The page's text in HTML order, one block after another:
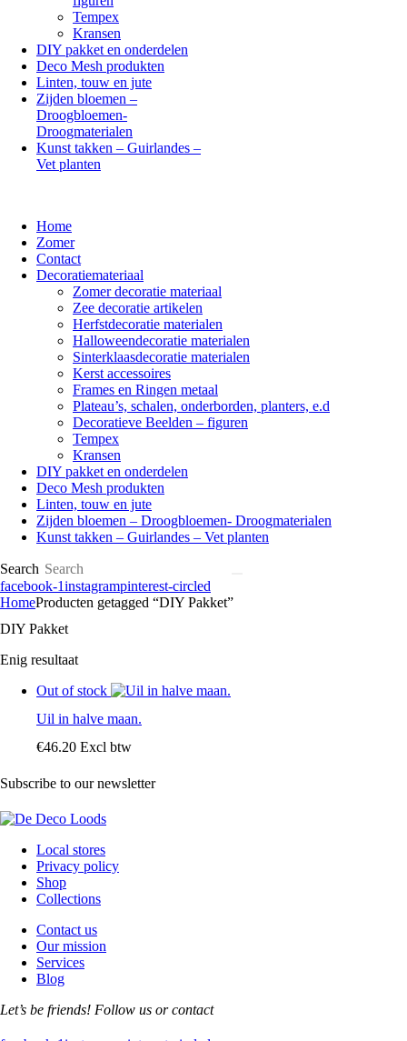
Tempex
Kransen
DIY pakket en onderdelen
Deco Mesh produkten
Linten, touw en jute
Zijden bloemen –
Droogbloemen-
Droogmaterialen
Kunst takken – Guirlandes –
Vet planten
Home
Zomer
Contact
Decoratiemateriaal
Zomer decoratie materiaal
Zee decoratie artikelen
Herfstdecoratie materialen
Halloweendecoratie materialen
Sinterklaasdecoratie materialen
Kerst accessoires
Frames en Ringen metaal
Plateau’s, schalen, onderborden, planters, e.d
Decoratieve Beelden – figuren
Tempex
Kransen
DIY pakket en onderdelen
Deco Mesh produkten
Linten, touw en jute
Zijden bloemen – Droogbloemen- Droogmaterialen
Kunst takken – Guirlandes – Vet planten
Search
facebook-1instagrampinterest-circled
HomeProducten getagged “DIY Pakket”
DIY Pakket
Enig resultaat
Out of stock
Uil in halve maan.
€46.20 Excl btw
Subscribe to our newsletter
Local stores
Privacy policy
Shop
Collections
Contact us
Our mission
Services
Blog
Let’s be friends! Follow us or contact